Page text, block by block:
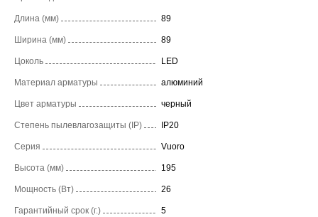
Длина (мм) 89
Ширина (мм) 89
Цоколь LED
Материал арматуры алюминий
Цвет арматуры черный
Степень пылевлагозащиты (IP) IP20
Серия Vuoro
Высота (мм) 195
Мощность (Вт) 26
Гарантийный срок (г.) 5